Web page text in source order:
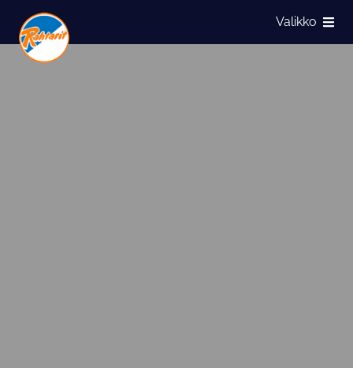
Siirry sivun sisältöön
Näytä
Valikko